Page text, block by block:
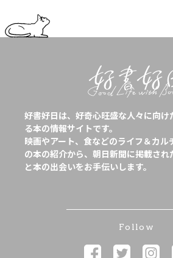
好書好日は、好奇心旺盛な人々に向け
る本の情報サイトです。
映画やアート、食などのライフ＆カル
の本の紹介から、朝日新聞に掲載され
と本の出会いをお手伝いします。
Follow